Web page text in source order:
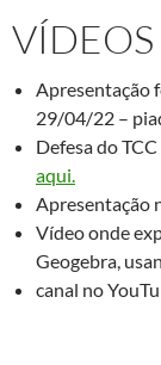
VÍDEOS
Apresentação
29/04/22 –
Defesa do
aqui.
Apresentação
Vídeo onde
Geogebra,
canal no